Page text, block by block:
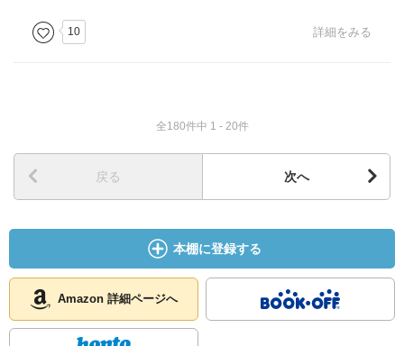
10 詳細をみる
全180件中 1 - 20件
戻る 次へ
本棚に登録する
Amazon 詳細ページへ